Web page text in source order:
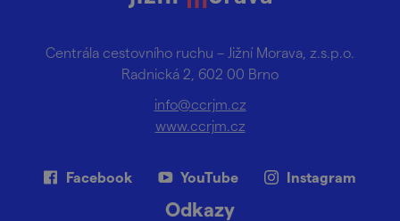
Centrála cestovního ruchu – Jižní Morava, z.s.p.o.
Radnická 2, 602 00 Brno
info@ccrjm.cz
www.ccrjm.cz
Facebook YouTube Instagram
Odkazy